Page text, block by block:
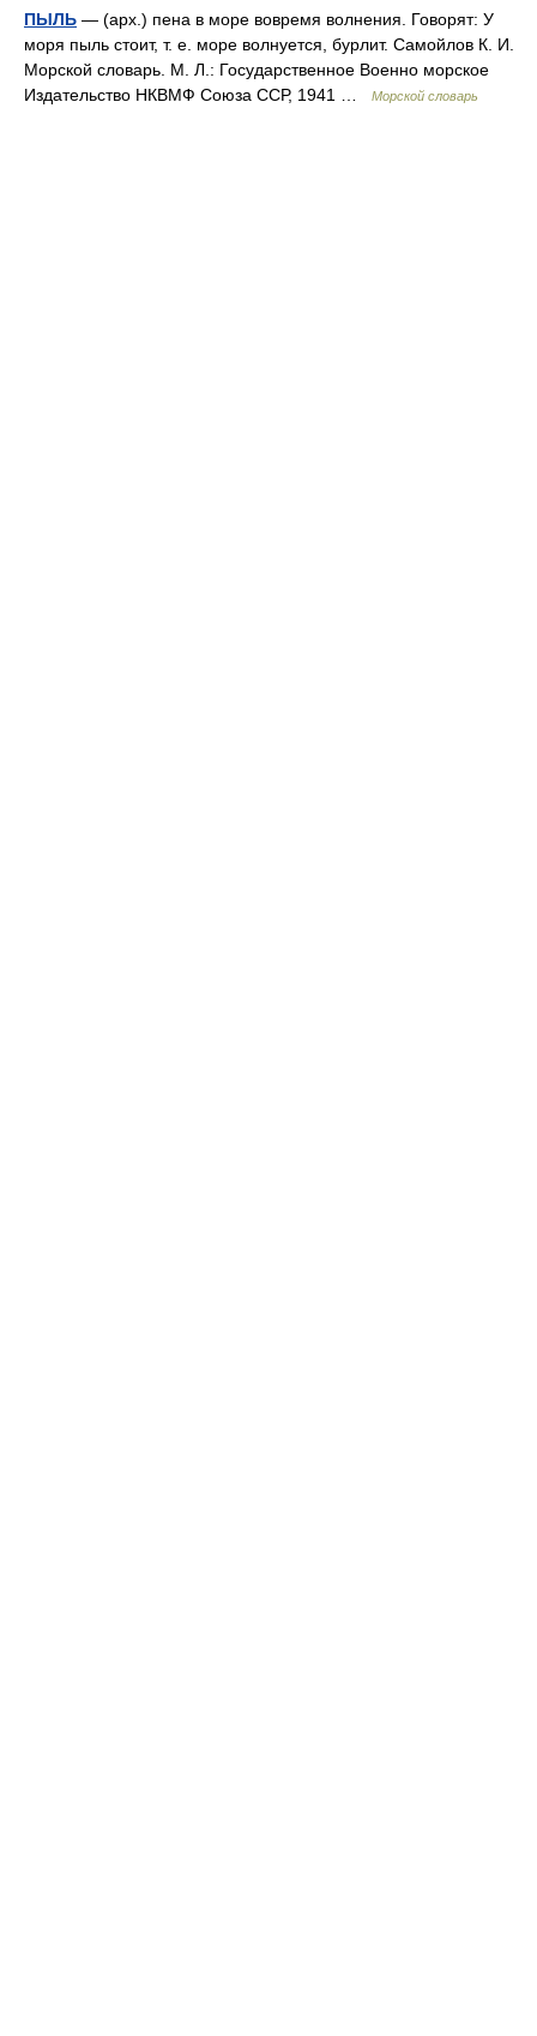
ПЫЛЬ — (арх.) пена в море вовремя волнения. Говорят: У
моря пыль стоит, т. е. море волнуется, бурлит. Самойлов К. И.
Морской словарь. М. Л.: Государственное Военно морское
Издательство НКВМФ Союза ССР, 1941 …
Морской словарь